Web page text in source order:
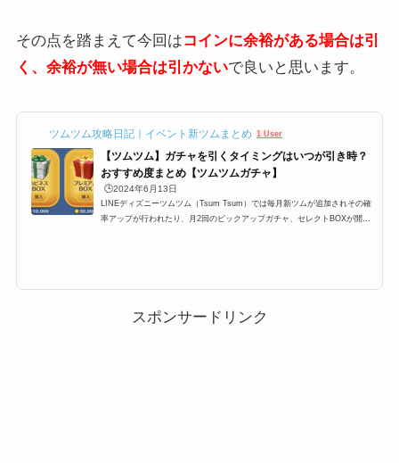
その点を踏まえて今回はコインに余裕がある場合は引
く、余裕が無い場合は引かないで良いと思います。
ツムツム攻略日記｜イベント新ツムまとめ 1 User
【ツムツム】ガチャを引くタイミングはいつが引き時？
おすすめ度まとめ【ツムツムガチャ】
🕒️2024年6月13日
LINEディズニーツムツム（Tsum Tsum）では毎月新ツムが追加されその確
率アップが行われたり、月2回のピックアップガチャ、セレクトBOXが開催
ツム（Tsum Tsum）では毎月新ツムが...
スポンサードリンク